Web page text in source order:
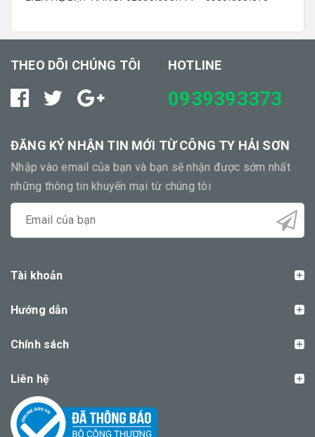
THEO DÕI CHÚNG TÔI HOTLINE
0939393373
ĐĂNG KÝ NHẬN TIN MỚI TỪ CÔNG TY HẢI SƠN
Nhập vào email của bạn và bạn sẽ nhận được sớm nhất
những thông tin khuyến mại từ chúng tôi
Tài khoản
Hướng dẫn
Chính sách
Liên hệ